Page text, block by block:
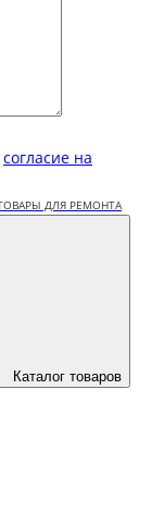
согласие на
Каталог товаров